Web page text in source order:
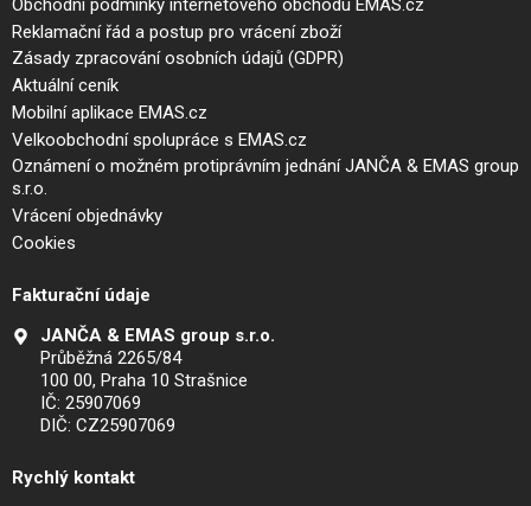
Obchodní podmínky internetového obchodu EMAS.cz
Reklamační řád a postup pro vrácení zboží
Zásady zpracování osobních údajů (GDPR)
Aktuální ceník
Mobilní aplikace EMAS.cz
Velkoobchodní spolupráce s EMAS.cz
Oznámení o možném protiprávním jednání JANČA & EMAS group
s.r.o.
Vrácení objednávky
Cookies
Fakturační údaje
JANČA & EMAS group s.r.o.
Průběžná 2265/84
100 00, Praha 10 Strašnice
IČ: 25907069
DIČ: CZ25907069
Rychlý kontakt